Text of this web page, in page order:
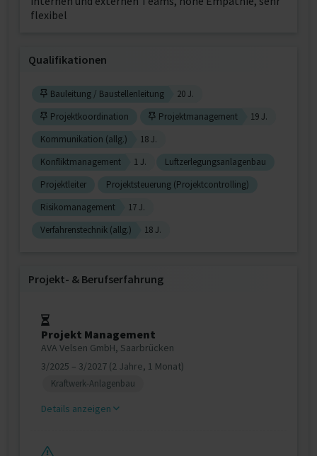
flexibel
Qualifikationen
Bauleitung / Baustellenleitung
20 J.
Projektkoordination
Projektmanagement
19 J.
Kommunikation (allg.)
18 J.
Konfliktmanagement
1 J.
Luftzerlegungsanlagenbau
Projektleiter
Projektsteuerung (Projektcontrolling)
Risikomanagement
17 J.
Verfahrenstechnik (allg.)
18 J.
Projekt‐ & Berufserfahrung
Projekt Management
AVA Velsen GmbH, Saarbrücken
3/2025 – 3/2027 (2 Jahre, 1 Monat)
Kraftwerk-Anlagenbau
Details anzeigen